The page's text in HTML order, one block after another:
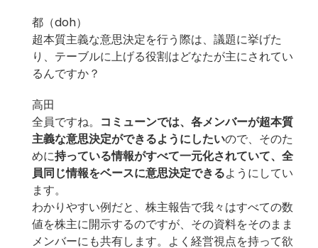
都（doh）
超本質主義な意思決定を行う際は、議題に挙げた
り、テーブルに上げる役割はどなたが主にされてい
るんですか？
高田
全員ですね。 コミューンでは、各メンバーが超本質
主義な意思決定ができるようにしたいので、そのた
めに持っている情報がすべて一元化されていて、全
員同じ情報をベースに意思決定できるようにしてい
ます。
わかりやすい例だと、株主報告で我々はすべての数
値を株主に開示するのですが、その資料をそのまま
メンバーにも共有します。よく経営視点を持って欲